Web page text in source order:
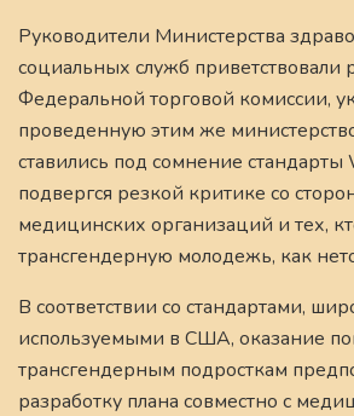
Руководители Министерства
социальных служб приветствовали
Федеральной торговой комиссии,
проведенную этим же
ставились под сомнение стандарты
подвергся резкой критике со
медицинских организаций и тех,
трансгендерную молодежь, как
В соответствии со стандартами,
используемыми в США, оказание
трансгендерным подросткам
разработку плана совместно с